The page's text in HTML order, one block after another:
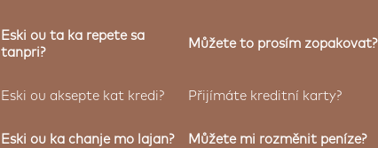
Eski ou ta ka repete sa
tanpri?
Můžete to prosím zopakovat?
Eski ou aksepte kat kredi? Přijímáte kreditní karty?
Eski ou ka chanje mo lajan? Můžete mi rozměnit peníze?